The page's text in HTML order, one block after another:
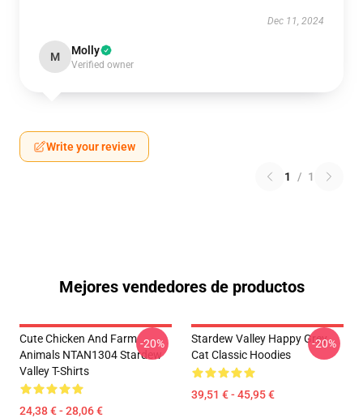
Dec 11, 2024
M Molly
Verified owner
Write your review
1 / 1
Mejores vendedores de productos
Cute Chicken And Farm
Animals NTAN1304 Stardew
Valley T-Shirts
24,38 € - 28,06 €
-20%
Stardew Valley Happy Grey
Cat Classic Hoodies
39,51 € - 45,95 €
-20%